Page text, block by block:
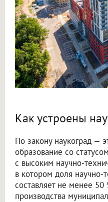
Как устроены
По закону наукоград —
образование со
с высоким научно-
в котором доля научно-
составляет не менее
производства